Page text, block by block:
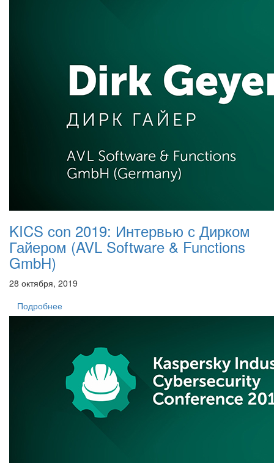
KICS con 2019: Интервью с Дирком
Гайером (AVL Software & Functions
GmbH)
28 октября, 2019
Подробнее